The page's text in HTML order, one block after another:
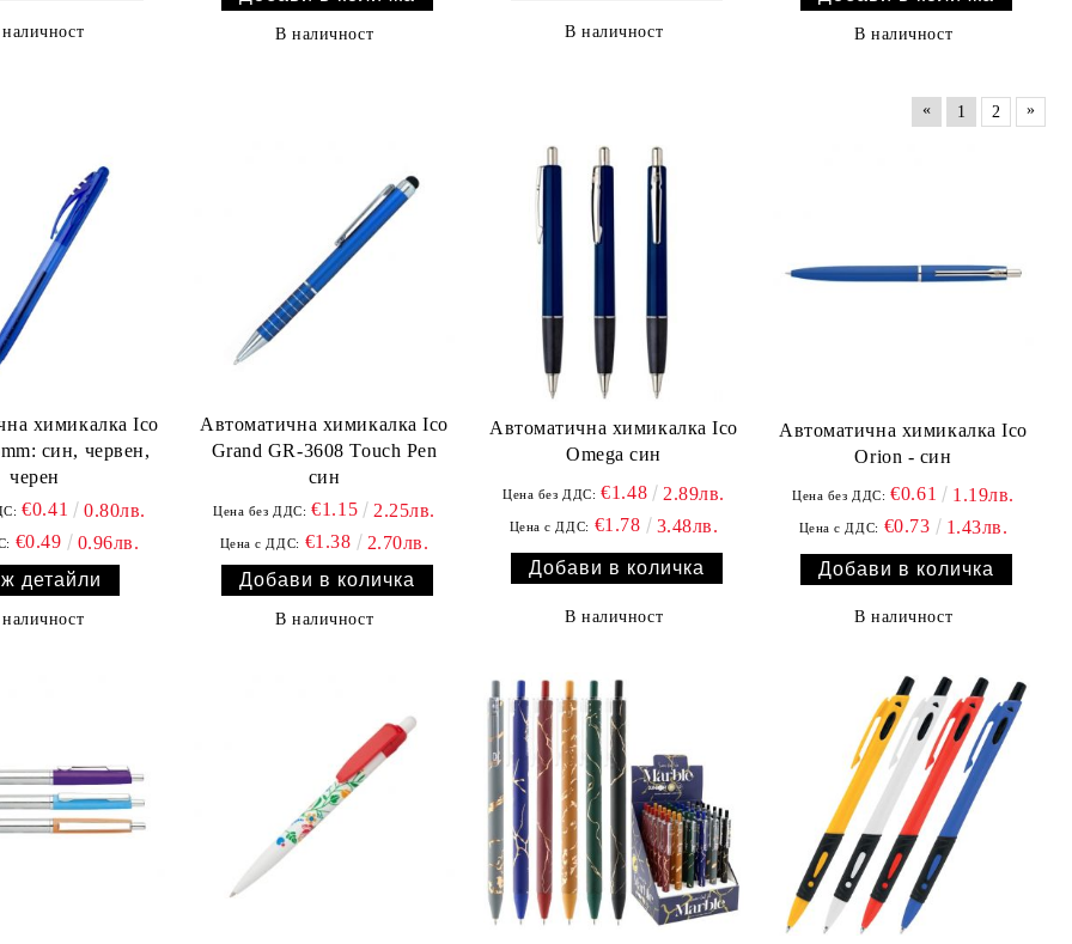
В наличност В наличност В наличност
« 1 2 »
химикалка Ico
син, червен,
черен
€0.41 0.80лв.
€0.49
0.96лв.
детайли
Автоматична химикалка Ico
Grand GR-3608 Touch Pen
син
Цена без ДДС: €1.15 2.25лв.
Цена с ДДС: €1.38 2.70лв.
В наличност
Автоматична химикалка Ico
Omega син
Цена без ДДС: €1.48 2.89лв.
Цена с ДДС: €1.78 3.48лв.
В наличност
Автоматична химикалка Ico
Orion - син
Цена без ДДС: €0.61 1.19лв.
Цена с ДДС: €0.73 1.43лв.
В наличност